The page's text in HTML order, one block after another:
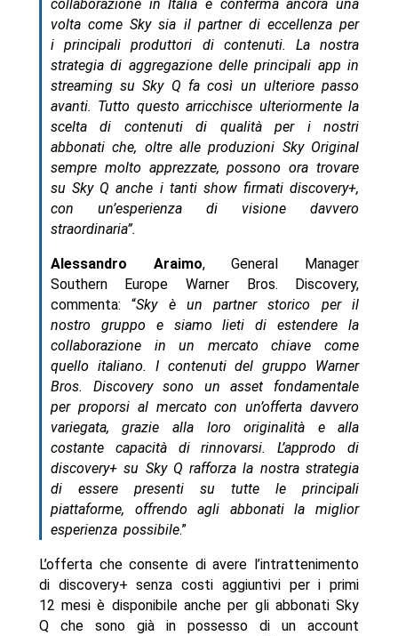
collaborazione in Italia e conferma ancora una
volta come Sky sia il partner di eccellenza per
i principali produttori di contenuti. La nostra
strategia di aggregazione delle principali app in
streaming su Sky Q fa così un ulteriore passo
avanti. Tutto questo arricchisce ulteriormente la
scelta di contenuti di qualità per i nostri
abbonati che, oltre alle produzioni Sky Original
sempre molto apprezzate, possono ora trovare
su Sky Q anche i tanti show firmati discovery+,
con un’esperienza di visione davvero
straordinaria”.
Alessandro Araimo, General Manager
Southern Europe Warner Bros. Discovery,
commenta: “Sky è un partner storico per il
nostro gruppo e siamo lieti di estendere la
collaborazione in un mercato chiave come
quello italiano. I contenuti del gruppo Warner
Bros. Discovery sono un asset fondamentale
per proporsi al mercato con un’offerta davvero
variegata, grazie alla loro originalità e alla
costante capacità di rinnovarsi. L’approdo di
discovery+ su Sky Q rafforza la nostra strategia
di essere presenti su tutte le principali
piattaforme, offrendo agli abbonati la miglior
esperienza possibile.”
L’offerta che consente di avere l’intrattenimento
di discovery+ senza costi aggiuntivi per i primi
12 mesi è disponibile anche per gli abbonati Sky
Q che sono già in possesso di un account